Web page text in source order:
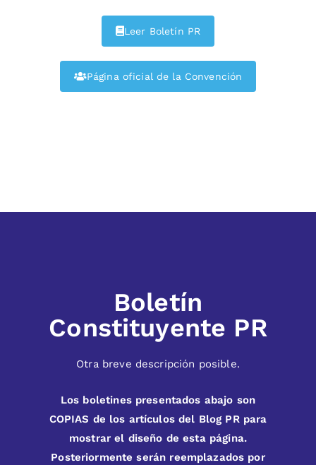
Leer Boletín PR
Página oficial de la Convención
Boletín
Constituyente PR
Otra breve descripción posible.
Los boletines presentados abajo son
COPIAS de los artículos del Blog PR para
mostrar el diseño de esta página.
Posteriormente serán reemplazados por